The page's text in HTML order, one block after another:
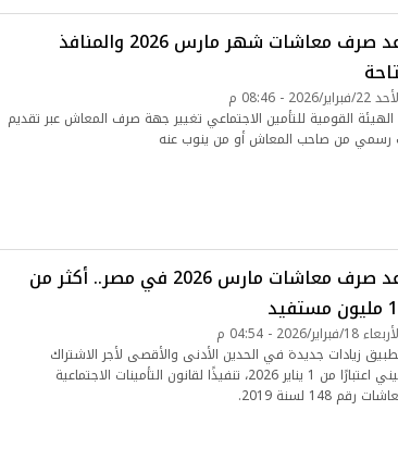
موعد صرف معاشات شهر مارس 2026 والمنافذ
فبراير/2026 - 08:46 م
الهيئة القومية للتأمين الاجتماعي تغيير جهة صرف المعاش عبر تقديم
من صاحب المعاش أو من ينوب عنه
موعد صرف معاشات مارس 2026 في مصر.. أكثر من
18/فبراير/2026 - 04:54 م
زيادات جديدة في الحدين الأدنى والأقصى لأجر الاشتراك
التأميني اعتبارًا من 1 يناير 2026، تنفيذًا لقانون التأمينات الاجتماعية
رقم 148 لسنة 2019.